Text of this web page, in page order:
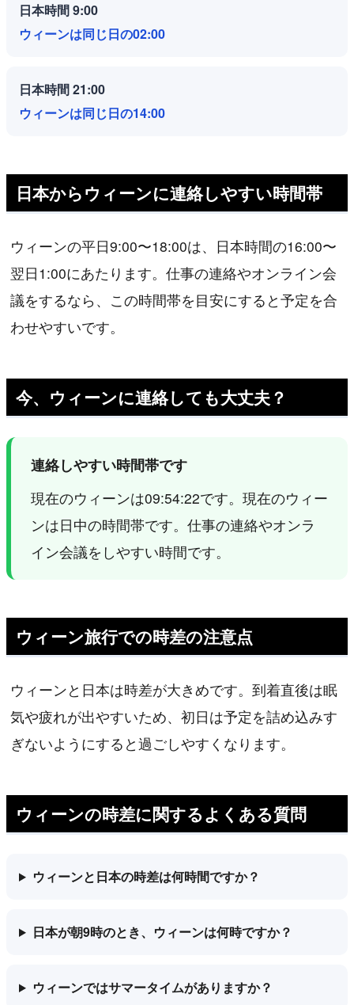
日本時間 9:00
ウィーンは同じ日の02:00
日本時間 21:00
ウィーンは同じ日の14:00
日本からウィーンに連絡しやすい時間帯
ウィーンの平日9:00〜18:00は、日本時間の16:00〜
翌日1:00にあたります。仕事の連絡やオンライン会
議をするなら、この時間帯を目安にすると予定を合
わせやすいです。
今、ウィーンに連絡しても大丈夫？
連絡しやすい時間帯です
現在のウィーンは09:54:22です。現在のウィー
ンは日中の時間帯です。仕事の連絡やオンラ
イン会議をしやすい時間です。
ウィーン旅行での時差の注意点
ウィーンと日本は時差が大きめです。到着直後は眠
気や疲れが出やすいため、初日は予定を詰め込みす
ぎないようにすると過ごしやすくなります。
ウィーンの時差に関するよくある質問
ウィーンと日本の時差は何時間ですか？
日本が朝9時のとき、ウィーンは何時ですか？
ウィーンではサマータイムがありますか？